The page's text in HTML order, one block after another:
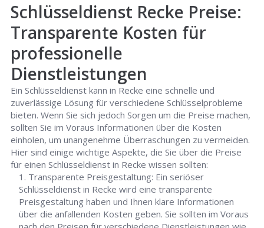
Schlüsseldienst Recke Preise:
Transparente Kosten für
professionelle
Dienstleistungen
Ein Schlüsseldienst kann in Recke eine schnelle und
zuverlässige Lösung für verschiedene Schlüsselprobleme
bieten. Wenn Sie sich jedoch Sorgen um die Preise machen,
sollten Sie im Voraus Informationen über die Kosten
einholen, um unangenehme Überraschungen zu vermeiden.
Hier sind einige wichtige Aspekte, die Sie über die Preise
für einen Schlüsseldienst in Recke wissen sollten:
Transparente Preisgestaltung: Ein seriöser
Schlüsseldienst in Recke wird eine transparente
Preisgestaltung haben und Ihnen klare Informationen
über die anfallenden Kosten geben. Sie sollten im Voraus